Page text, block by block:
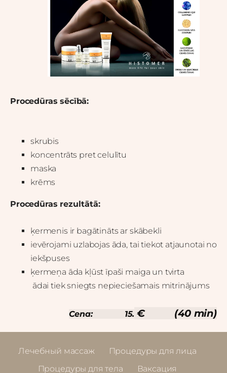
Procedūras sēcībā:
skrubis
koncentrāts pret celulītu
maska
krēms
Procedūras rezultātā:
ķermenis ir bagātināts ar skābekli
ievērojami uzlabojas āda, tai tiekot atjaunotai no
iekšpuses
ķermeņa āda kļūst īpaši maiga un tvirta
ādai tiek sniegts nepieciešamais mitrinājums
Cena: 15. € (40 min)
Лечебный массаж
Процедуры для лица
Процедуры для тела
Ваксация